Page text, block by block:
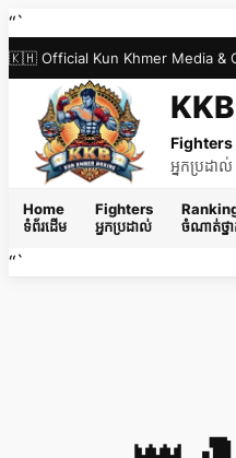
Skip
to
content
“`
🇰🇭 Official Kun Khmer Media & Club
Fighters
អ្នកប្រដា
Home
ទំព័រដើម
Fighters
អ្នកប្រដាល់
ចំណាត់ថ្ន
“`